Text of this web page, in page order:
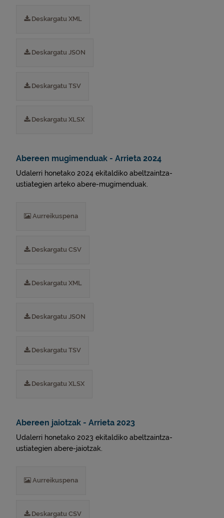
Deskargatu XML
Deskargatu JSON
Deskargatu TSV
Deskargatu XLSX
Abereen mugimenduak - Arrieta 2024
Udalerri honetako 2024 ekitaldiko abeltzaintza-
ustiategien arteko abere-mugimenduak.
Aurreikuspena
Deskargatu CSV
Deskargatu XML
Deskargatu JSON
Deskargatu TSV
Deskargatu XLSX
Abereen jaiotzak - Arrieta 2023
Udalerri honetako 2023 ekitaldiko abeltzaintza-
ustiategien abere-jaiotzak.
Aurreikuspena
Deskargatu CSV